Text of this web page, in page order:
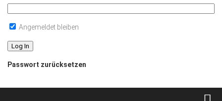
Angemeldet bleiben
Passwort zurücksetzen